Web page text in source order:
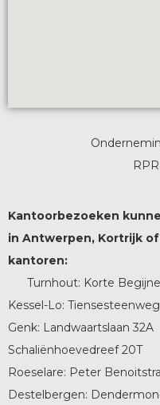
Kantoorbezoeken
in Antwerpen, Kortrijk
Turnhout: Korte
Kessel-Lo:
Genk:
Schaliënhoevedreef 20T
Roeselare: Peter
Destelbergen: